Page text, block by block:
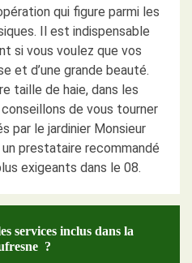
qui figure parmi les
Il est indispensable
si vous voulez que vos
et d’une grande beauté.
taille de haie, dans les
de vous tourner
par le jardinier Monsieur
prestataire recommandé
exigeants dans le 08.
services inclus dans la
?